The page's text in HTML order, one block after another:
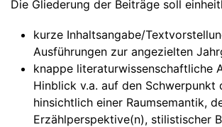
Die Gliederung der Beiträge soll
kurze Inhaltsangabe/
Ausführungen zur angezielten
knappe literaturwissenschaftliche
Hinblick v.a. auf den Schwerpunkt
hinsichtlich einer Raumsemantik,
Erzählperspektive(n), stilistischer